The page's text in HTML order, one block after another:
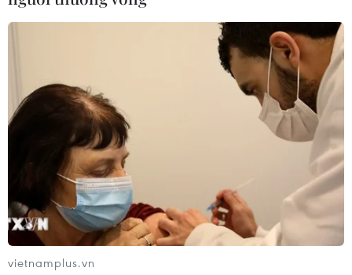
vietnamplus.vn